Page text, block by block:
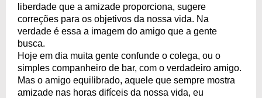
liberdade que a amizade proporciona, sugere
correções para os objetivos da nossa vida. Na
verdade é essa a imagem do amigo que a gente
busca.
Hoje em dia muita gente confunde o colega, ou o
simples companheiro de bar, com o verdadeiro amigo.
Mas o amigo equilibrado, aquele que sempre mostra
amizade nas horas difíceis da nossa vida, eu